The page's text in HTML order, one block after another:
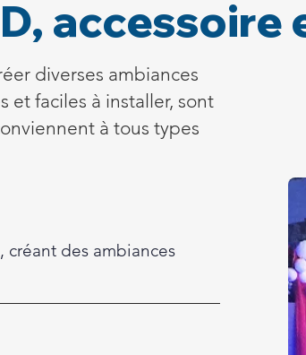
accessoire
diverses ambiances
et faciles à installer, sont
à tous types
des ambiances